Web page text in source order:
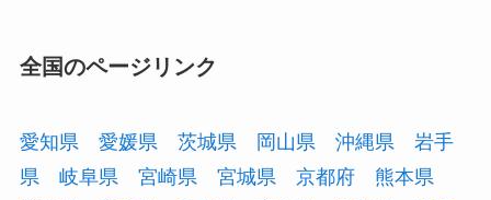
全国のページリンク
愛知県 愛媛県 茨城県 岡山県 沖縄県
岩手
県
岐阜県 宮崎県 宮城県 京都府
熊本県